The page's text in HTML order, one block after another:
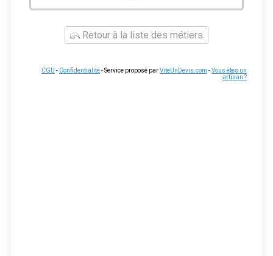
Retour à la liste des métiers
CGU - Confidentialité- Service proposé parViteUnDevis.com -Vous êtes un
artisan ?